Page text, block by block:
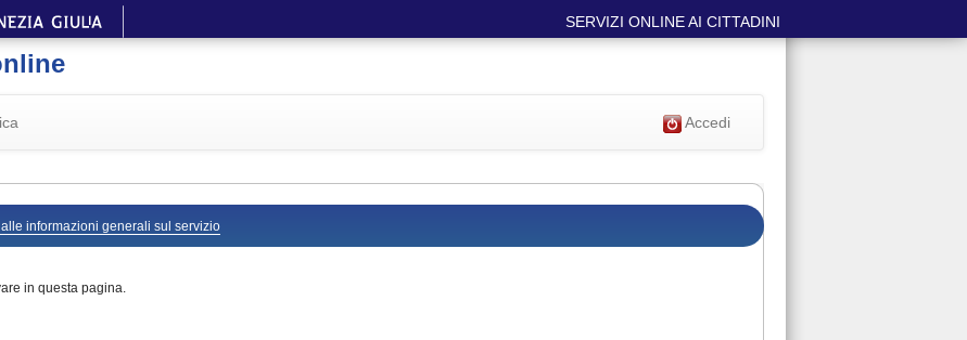
SERVIZI ONLINE AI CITTADINI
Accedi
informazioni generali sul servizio
in questa pagina.